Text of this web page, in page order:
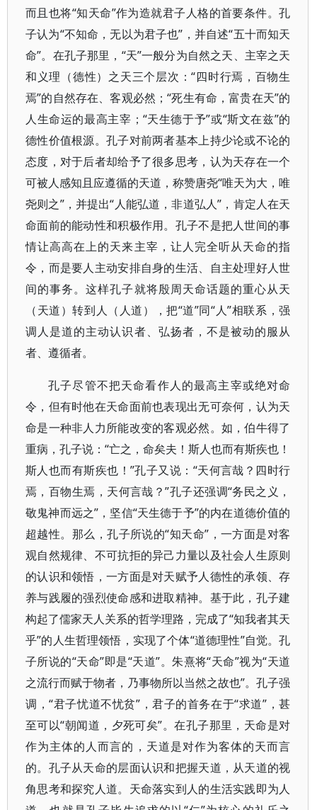
而且也将“知天命”作为造就君子人格的首要条件。孔
子认为“不知命，无以为君子也”，并自述“五十而知天
命”。在孔子那里，“天”一般分为自然之天、主宰之天
和义理（德性）之天三个层次：“四时行焉，百物生
焉”的自然存在、客观必然；“死生有命，富贵在天”的
人生命运的最高主宰；“天生德于予”或“斯文在兹”的
德性价值根源。孔子对前两者基本上持少论或不论的
态度，对于后者却给予了很多思考，认为天存在一个
可被人感知且应遵循的天道，称赞唐尧“唯天为大，唯
尧则之”，并提出“人能弘道，非道弘人”，肯定人在天
命面前的能动性和积极作用。孔子不是把人世间的事
情让高高在上的天来主宰，让人完全听从天命的指
令，而是要人主动安排自身的生活、自主处理好人世
间的事务。这样孔子就将殷周天命话题的重心从天
（天道）转到人（人道），把“道”同“人”相联系，强
调人是道的主动认识者、弘扬者，不是被动的服从
者、遵循者。
孔子尽管不把天命看作人的最高主宰或绝对命
令，但有时他在天命面前也表现出无可奈何，认为天
命是一种非人力所能改变的客观必然。如，伯牛得了
重病，孔子说：“亡之，命矣夫！斯人也而有斯疾也！
斯人也而有斯疾也！”孔子又说：“天何言哉？四时行
焉，百物生焉，天何言哉？”孔子还强调“务民之义，
敬鬼神而远之”，坚信“天生德于予”的内在道德价值的
超越性。那么，孔子所说的“知天命”，一方面是对客
观自然规律、不可抗拒的异己力量以及社会人生原则
的认识和领悟，一方面是对天赋予人德性的承领、存
养与践履的强烈使命感和进取精神。基于此，孔子建
构起了儒家天人关系的哲学理路，完成了“知我者其天
乎”的人生哲理领悟，实现了个体“道德理性”自觉。孔
子所说的“天命”即是“天道”。朱熹将“天命”视为“天道
之流行而赋于物者，乃事物所以当然之故也”。孔子强
调，“君子忧道不忧贫”，君子的首务在于“求道”，甚
至可以“朝闻道，夕死可矣”。在孔子那里，天命是对
作为主体的人而言的，天道是对作为客体的天而言
的。孔子从天命的层面认识和把握天道，从天道的视
角思考和探究人道。天命落实到人的生活实践即为人